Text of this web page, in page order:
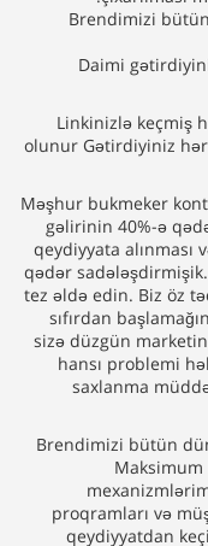
Brendimizi
Daimi
-Linkinizlə keçmiş
olunur Gətirdiyiniz
-Məşhur bukmeker
gəlirinin 40%-ə
qeydiyyata
qədər
tez əldə edin. Biz öz
sıfırdan
sizə düzgün
hansı problemi
saxlanma
Brendimizi bütün
proqramları və
qeydiyyatdan